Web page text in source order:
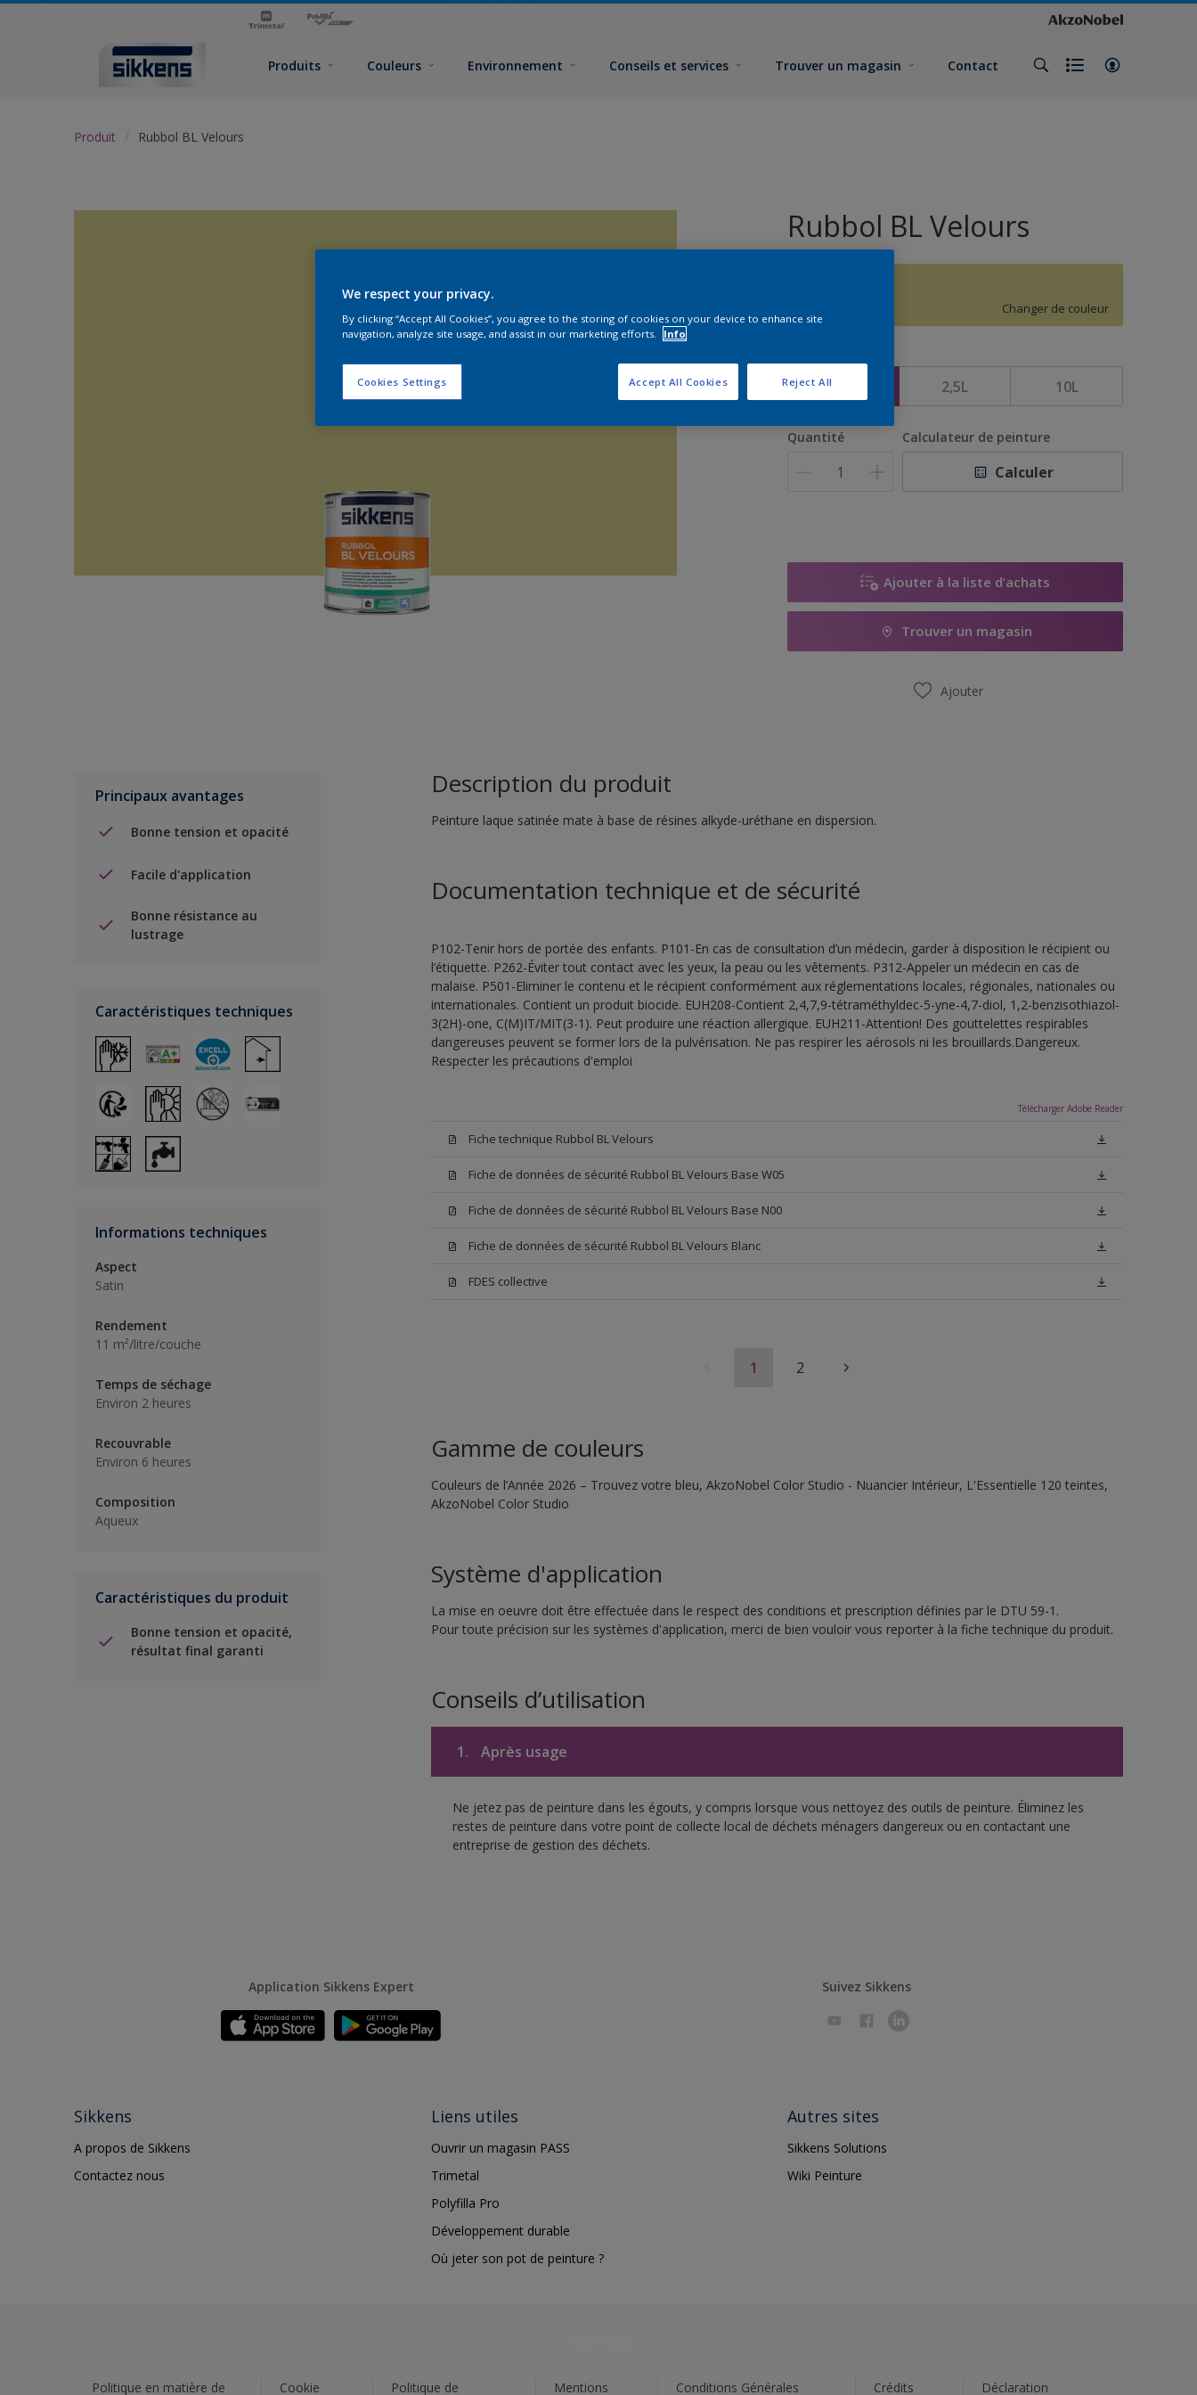
Produits Couleurs Environnement Conseils et services Trouver un magasin Contact
Produit Rubbol BL Velours
Rubbol BL Velours
Changer de couleur
2,5L 10L
Quantité Calculateur de peinture
Calculer
Ajouter à la liste d’achats
Trouver un magasin
Ajouter
Principaux avantages
Bonne tension et opacité
Facile d'application
Bonne résistance au
lustrage
Caractéristiques techniques
Informations techniques
Aspect
Satin
Rendement
11 m²/litre/couche
Temps de séchage
Environ 2 heures
Recouvrable
Environ 6 heures
Composition
Aqueux
Caractéristiques du produit
Bonne tension et opacité,
résultat final garanti
Description du produit
Peinture laque satinée mate à base de résines alkyde-uréthane en dispersion.
Documentation technique et de sécurité
P102-Tenir hors de portée des enfants. P101-En cas de consultation d’un médecin, garder à disposition le récipient ou
l’étiquette. P262-Éviter tout contact avec les yeux, la peau ou les vêtements. P312-Appeler un médecin en cas de
malaise. P501-Eliminer le contenu et le récipient conformément aux réglementations locales, régionales, nationales ou
internationales. Contient un produit biocide. EUH208-Contient 2,4,7,9-tétraméthyldec-5-yne-4,7-diol, 1,2-benzisothiazol-
3(2H)-one, C(M)IT/MIT(3-1). Peut produire une réaction allergique. EUH211-Attention! Des gouttelettes respirables
dangereuses peuvent se former lors de la pulvérisation. Ne pas respirer les aérosols ni les brouillards.Dangereux.
Respecter les précautions d'emploi
Télécharger Adobe Reader
Fiche technique Rubbol BL Velours
Fiche de données de sécurité Rubbol BL Velours Base W05
Fiche de données de sécurité Rubbol BL Velours Base N00
Fiche de données de sécurité Rubbol BL Velours Blanc
FDES collective
1 2
Gamme de couleurs
Couleurs de l’Année 2026 – Trouvez votre bleu, AkzoNobel Color Studio - Nuancier Intérieur, L'Essentielle 120 teintes,
AkzoNobel Color Studio
Système d'application
La mise en oeuvre doit être effectuée dans le respect des conditions et prescription définies par le DTU 59-1.
Pour toute précision sur les systèmes d'application, merci de bien vouloir vous reporter à la fiche technique du produit.
Conseils d’utilisation
1. Après usage
Ne jetez pas de peinture dans les égouts, y compris lorsque vous nettoyez des outils de peinture. Éliminez les
restes de peinture dans votre point de collecte local de déchets ménagers dangereux ou en contactant une
entreprise de gestion des déchets.
Application Sikkens Expert Suivez Sikkens
Sikkens
A propos de Sikkens
Contactez nous
Liens utiles
Ouvrir un magasin PASS
Trimetal
Polyfilla Pro
Développement durable
Où jeter son pot de peinture ?
Autres sites
Sikkens Solutions
Wiki Peinture
Politique en matière de Cookie Politique de Mentions Conditions Générales Crédits Déclaration
We respect your privacy.
By clicking “Accept All Cookies”, you agree to the storing of cookies on your device to enhance site
navigation, analyze site usage, and assist in our marketing efforts.
Info
Cookies Settings Reject All
Accept All Cookies